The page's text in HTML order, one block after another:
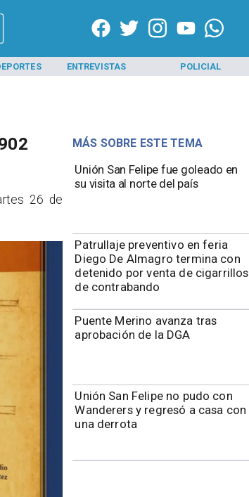
ENTREVISTAS POLICIAL
Unión San Felipe fue goleado en
su visita al norte del país
​Patrullaje preventivo en feria
Diego De Almagro termina con
detenido por venta de cigarrillos
de contrabando
Puente Merino avanza tras
aprobación de la DGA
Unión San Felipe no pudo con
Wanderers y regresó a casa con
una derrota
MÁS SOBRE ESTE TEMA
26 de